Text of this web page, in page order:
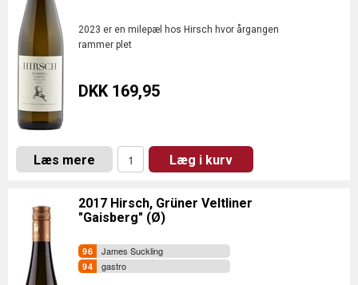
2023 er en milepæl hos Hirsch hvor årgangen
rammer plet
DKK 169,95
Læs mere Læg i kurv
2017 Hirsch, Grüner Veltliner
"Gaisberg" (Ø)
James Suckling
gastro